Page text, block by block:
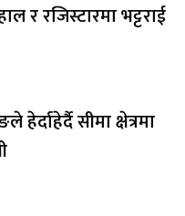
र रजिस्टारमा भट्टराई
हेर्दाहेर्दै सीमा क्षेत्रमा